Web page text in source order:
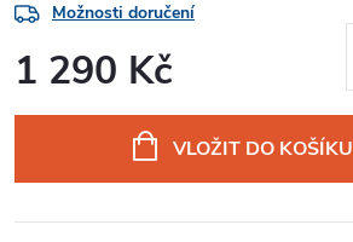
Možnosti doručení
1 290 Kč
VLOŽIT DO KOŠÍKU